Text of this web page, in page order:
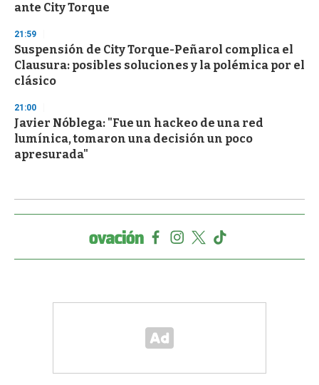
ante City Torque
21:59
Suspensión de City Torque-Peñarol complica el
Clausura: posibles soluciones y la polémica por el
clásico
21:00
Javier Nóblega: "Fue un hackeo de una red
lumínica, tomaron una decisión un poco
apresurada"